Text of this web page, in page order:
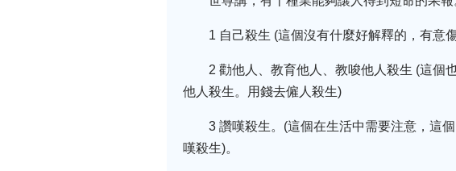
1 自己殺生 (這個沒有什麼好解釋的，有意
2 勸他人、教育他人、教唆他人殺生 (這個
他人殺生。用錢去僱人殺生)
3 讚嘆殺生。(這個在生活中需要注意，這
嘆殺生)。